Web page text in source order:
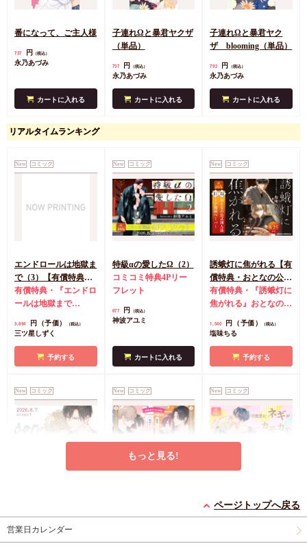
番になって、ご主人様
737 円 （税込）
永乃あづみ
カートに入れる
子連れΩと暴君ヤクザ
（単品）
737 円 （税込）
永乃あづみ
カートに入れる
子連れΩと暴君ヤク
ザ blooming（単品）
792 円 （税込）
永乃あづみ
カートに入れる
リアルタイムランキング
New コミック
エンドロールは地獄ま
で（3）【有償特典・
小冊子＋箔押しA5ア
クリルボード】
有償特典・『エンドロ
ールは地獄まで
典・『エンドロールは
しA5アクリルボード
コミコミ特典8P小冊
風A5イラストカード
3,894 円（予価） （税込）
三ツ星しずく
予約する
New コミック
特級αの愛したΩ（2）
コミコミ特典4Pリー
フレット
877 円 （税込）
神波アユミ
カートに入れる
New コミック
誘蛾灯に焦がれる【有
償特典・おとなの公式
同人誌】
有償特典・『誘蛾灯に
焦がれる』おとなの公
典漫画ペーパー
1,540 円（予価） （税込）
塩味ちる
予約する
New コミック
有償特典・『うなじに
恋の痕』12P小冊子
New コミック
ず【有償】+柴崎さん
償】』【8/17締切！予
2冊セット購入特典・
子＆ミニクリアカード
New コミック
カモカモ【有償特典・
小冊子】【予約キャン
ら受付開始】
有償特典・『冷蔵庫に
モ』12P小冊子 店舗共
もっと見る!
ページトップへ戻る
営業日カレンダー